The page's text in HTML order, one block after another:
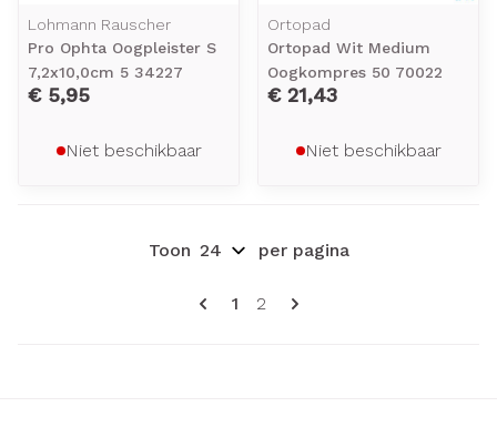
Lohmann Rauscher
Pro Ophta Oogpleister S
7,2x10,0cm 5 34227
€ 5,95
Niet beschikbaar
Ortopad
Ortopad Wit Medium
Oogkompres 50 70022
€ 21,43
Niet beschikbaar
Pagina's
U lees momenteel pagina
1 Pagina
2
Toon per pagina